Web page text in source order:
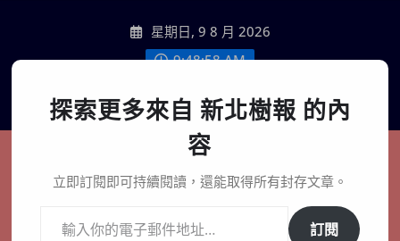
content
星期日, 9 8 月 2026
9:49:00 AM
聯絡我們
新北樹報
在地、記憶、連結、創生
探索更多來自 新北樹報 的內
容
立即訂閱即可持續閱讀，還能取得所有封存文章。
訂閱